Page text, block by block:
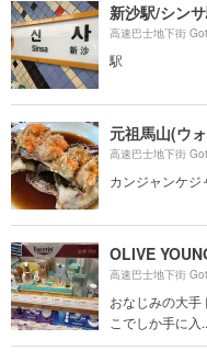
新沙駅/シン
高速巴士地下街
駅
高速巴士地下街
カンジャンケジ
OLIVE
高速巴士地下街
おなじみの大手
こでしか手に入